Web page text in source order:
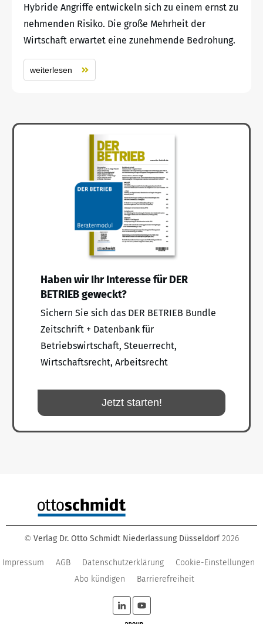
Hybride Angriffe entwickeln sich zu einem ernst zu
nehmenden Risiko. Die große Mehrheit der
Wirtschaft erwartet eine zunehmende Bedrohung.
weiterlesen
Haben wir Ihr Interesse für DER
BETRIEB geweckt?
Sichern Sie sich das DER BETRIEB Bundle
Zeitschrift + Datenbank für
Betriebswirtschaft, Steuerrecht,
Wirtschaftsrecht, Arbeitsrecht
Jetzt starten!
© Verlag Dr. Otto Schmidt Niederlassung Düsseldorf 2026
Impressum AGB Datenschutzerklärung
Cookie-Einstellungen
Abo kündigen
Barrierefreiheit